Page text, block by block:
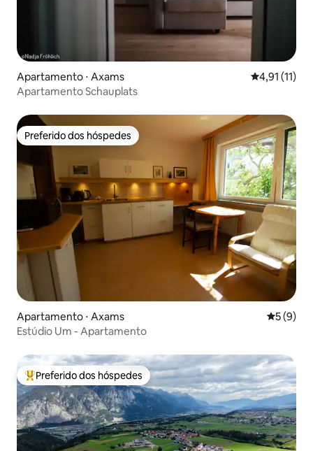
Apartamento ⋅ Axams 4,91 de uma
4,91 (11)
Apartamento Schauplats
Preferido dos hóspedes
Preferido dos hóspedes
Apartamento ⋅ Axams 5 de
5 (9)
Estúdio Um - Apartamento
Entre os melhores preferidos dos hóspedes
Preferido dos hóspedes